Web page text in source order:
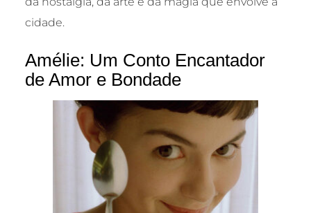
cidade.
Amélie: Um Conto Encantador
de Amor e Bondade